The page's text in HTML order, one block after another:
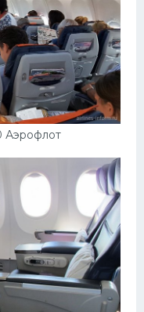
Аэрофлот